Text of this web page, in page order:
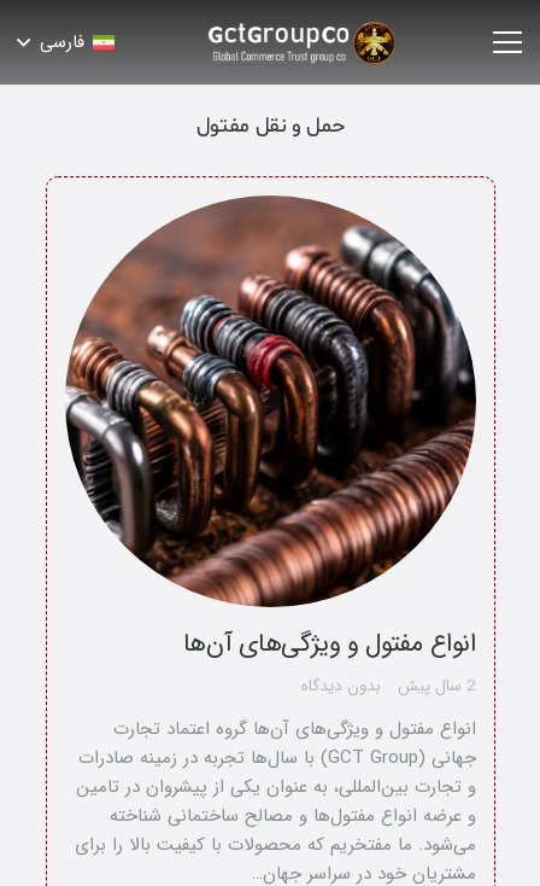
فارسی
حمل و نقل مفتول
انواع مفتول و ویژگی‌های آن‌ها
2 سال پیش بدون دیدگاه
انواع مفتول و ویژگی‌های آن‌ها گروه اعتماد تجارت
جهانی (GCT Group) با سال‌ها تجربه در زمینه صادرات
و تجارت بین‌المللی، به عنوان یکی از پیشروان در تامین
و عرضه انواع مفتول‌ها و مصالح ساختمانی شناخته
می‌شود. ما مفتخریم که محصولات با کیفیت بالا را برای
مشتریان خود در سراسر جهان…